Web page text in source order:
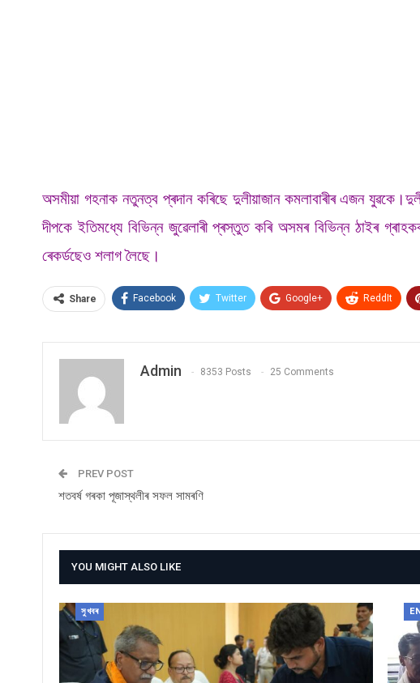
অসমীয়া গহনাক নতুনত্ব প্ৰদান কৰিছে দুলীয়াজান কমলাবাৰীৰ এজন
দীপকে ইতিমধ্যে বিভিন্ন জুৱেলাৰী প্ৰস্তুত কৰি অসমৰ বিভিন্ন ঠাইৰ
ৰেকৰ্ডছেও শলাগ লৈছে।
Share Facebook Twitter Google+ ReddIt
Admin 8353 Posts 25 Comments
PREV POST
শতবৰ্ষ গৰকা পূজাস্থলীৰ সফল সামৰণি
YOU MIGHT ALSO LIKE
সুখবৰ